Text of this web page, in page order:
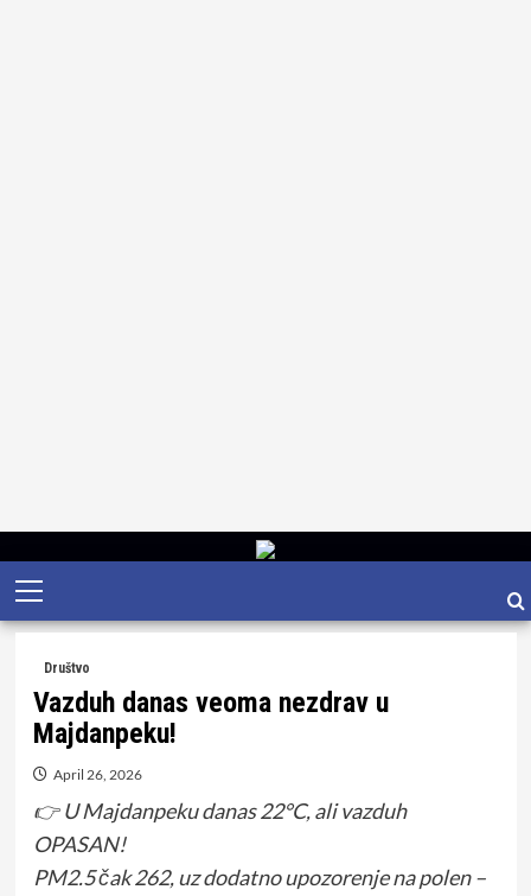
Skip
to
content
Primary
Menu
Društvo
Vazduh danas veoma nezdrav u
Majdanpeku!
April 26, 2026
👉 U Majdanpeku danas 22°C, ali vazduh
OPASAN!
PM2.5 čak 262, uz dodatno upozorenje na polen –